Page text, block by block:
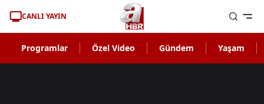
CANLI YAYIN
Programlar Özel Video Gündem Yaşam